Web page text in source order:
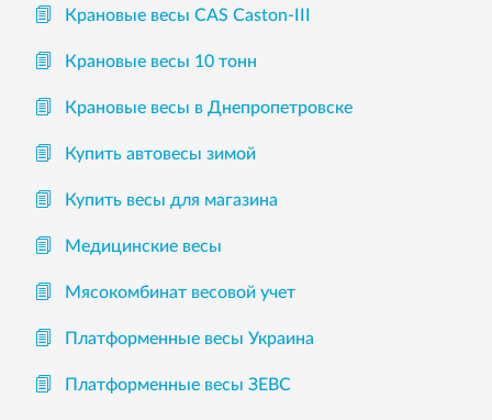
Крановые весы CAS Caston-III
Крановые весы 10 тонн
Крановые весы в Днепропетровске
Купить автовесы зимой
Купить весы для магазина
Медицинские весы
Мясокомбинат весовой учет
Платформенные весы Украина
Платформенные весы ЗЕВС